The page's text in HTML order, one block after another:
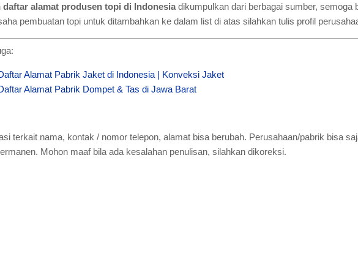
daftar alamat produsen topi di Indonesia dikumpulkan dari berbagai sumber, semoga
pembuatan topi untuk ditambahkan ke dalam list di atas silahkan tulis profil
Alamat Pabrik Jaket di Indonesia | Konveksi Jaket
Alamat Pabrik Dompet & Tas di Jawa Barat
terkait nama, kontak / nomor telepon, alamat bisa berubah. Perusahaan/pabrik bisa
Mohon maaf bila ada kesalahan penulisan, silahkan dikoreksi.